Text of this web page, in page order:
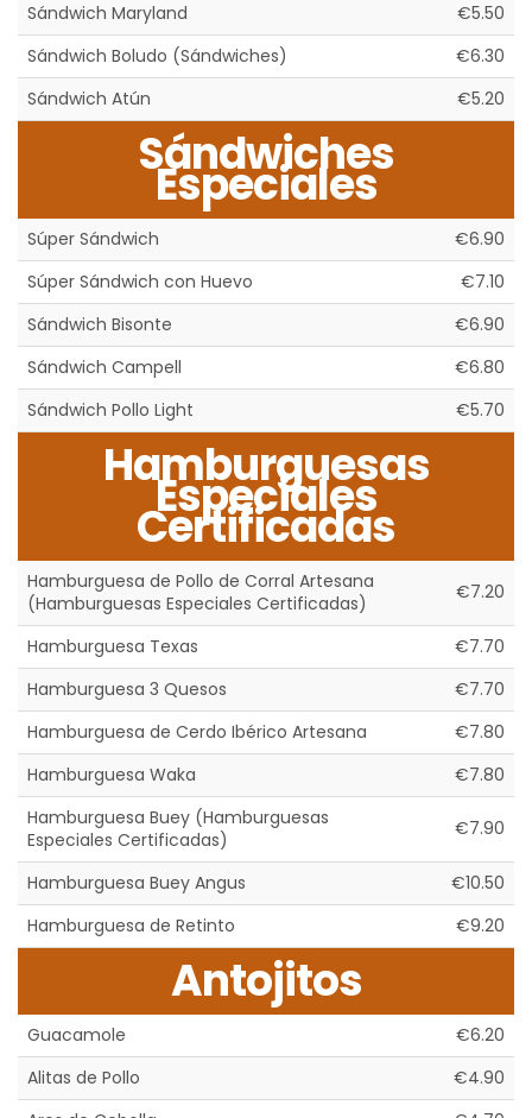
Sándwich Maryland
€5.50
Sándwich Boludo (Sándwiches)
€6.30
Sándwich Atún
€5.20
Sándwiches
Especiales
Súper Sándwich
€6.90
Súper Sándwich con Huevo
€7.10
Sándwich Bisonte
€6.90
Sándwich Campell
€6.80
Sándwich Pollo Light
€5.70
Hamburguesas
Especiales
Certificadas
Hamburguesa de Pollo de Corral Artesana
(Hamburguesas Especiales Certificadas)
€7.20
Hamburguesa Texas
€7.70
Hamburguesa 3 Quesos
€7.70
Hamburguesa de Cerdo Ibérico Artesana
€7.80
Hamburguesa Waka
€7.80
Hamburguesa Buey (Hamburguesas
Especiales Certificadas)
€7.90
Hamburguesa Buey Angus
€10.50
Hamburguesa de Retinto
€9.20
Antojitos
Guacamole
€6.20
Alitas de Pollo
€4.90